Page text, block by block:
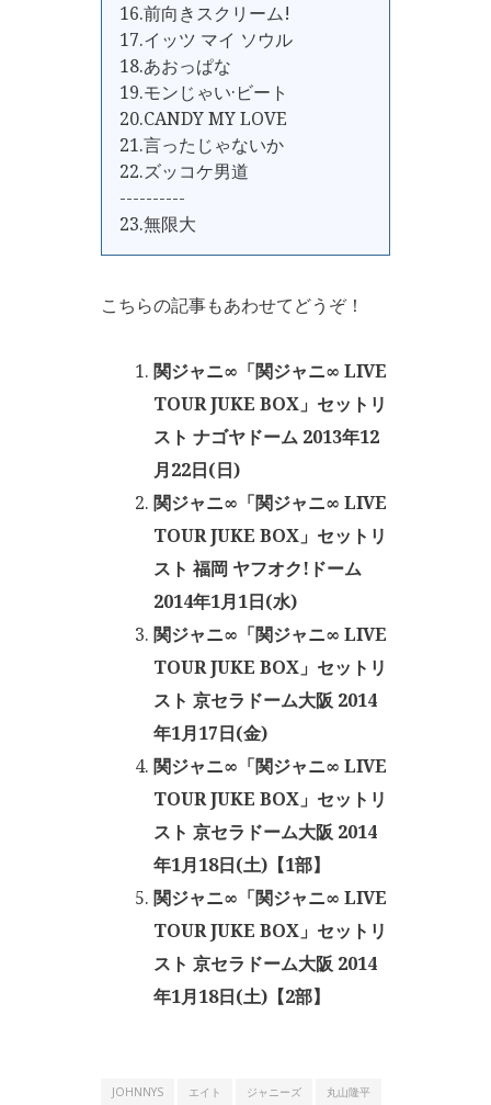
16.前向きスクリーム!
17.イッツ マイ ソウル
18.あおっぱな
19.モンじゃい·ビート
20.CANDY MY LOVE
21.言ったじゃないか
22.ズッコケ男道
----------
23.無限大
こちらの記事もあわせてどうぞ！
関ジャニ∞「関ジャニ∞ LIVE
TOUR JUKE BOX」セットリ
スト ナゴヤドーム 2013年12
月22日(日)
関ジャニ∞「関ジャニ∞ LIVE
TOUR JUKE BOX」セットリ
スト 福岡 ヤフオク!ドーム
2014年1月1日(水)
関ジャニ∞「関ジャニ∞ LIVE
TOUR JUKE BOX」セットリ
スト 京セラドーム大阪 2014
年1月17日(金)
関ジャニ∞「関ジャニ∞ LIVE
TOUR JUKE BOX」セットリ
スト 京セラドーム大阪 2014
年1月18日(土)【1部】
関ジャニ∞「関ジャニ∞ LIVE
TOUR JUKE BOX」セットリ
スト 京セラドーム大阪 2014
年1月18日(土)【2部】
JOHNNYS エイト ジャニーズ 丸山隆平